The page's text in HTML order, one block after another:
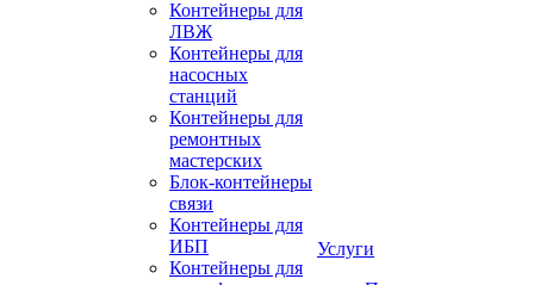
Контейнеры для
ЛВЖ
Контейнеры для
насосных
станций
Контейнеры для
ремонтных
мастерских
Блок-контейнеры
связи
Контейнеры для
ИБП
Контейнеры для
Услуги